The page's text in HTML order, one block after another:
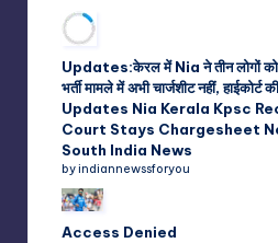
Updates:केरल में Nia ने तीन लोगों को
भर्ती मामले में अभी चार्जशीट नहीं,
Updates Nia Kerala Kpsc
Court Stays Chargesheet
South India News
by indiannewssforyou
Access Denied